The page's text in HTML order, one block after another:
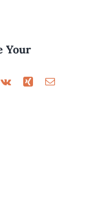
Your
Vk Xing Email